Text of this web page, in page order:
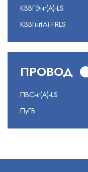
КВВГЭнг(А)-LS
КВВГнг(А)-FRLS
ПРОВОД
ПВСнг(А)-LS
ПуГВ